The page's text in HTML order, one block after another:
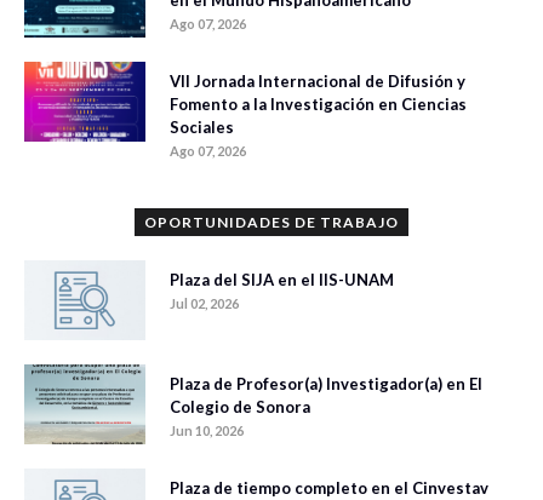
Ago 07, 2026
VII Jornada Internacional de Difusión y
Fomento a la Investigación en Ciencias
Sociales
Ago 07, 2026
OPORTUNIDADES DE TRABAJO
Plaza del SIJA en el IIS-UNAM
Jul 02, 2026
Plaza de Profesor(a) Investigador(a) en El
Colegio de Sonora
Jun 10, 2026
Plaza de tiempo completo en el Cinvestav